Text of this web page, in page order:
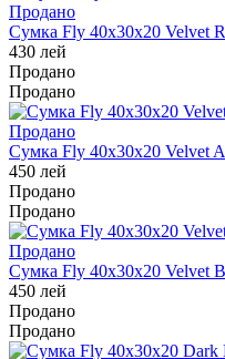
Продано
Сумка Fly 40x30x20 Velvet
430 лей
Продано
Продано
Продано
Сумка Fly 40x30x20 Velvet
450 лей
Продано
Продано
Продано
Сумка Fly 40x30x20 Velvet
450 лей
Продано
Продано